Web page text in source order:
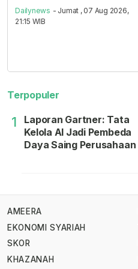
Dailynews - Jumat , 07 Aug 2026,
21:15 WIB
Terpopuler
1
Laporan Gartner: Tata
Kelola AI Jadi Pembeda
Daya Saing Perusahaan
AMEERA
EKONOMI SYARIAH
SKOR
KHAZANAH